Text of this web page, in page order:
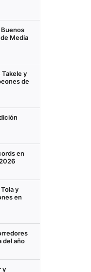
Buenos
Media
y
de
en
y
en
del año
y